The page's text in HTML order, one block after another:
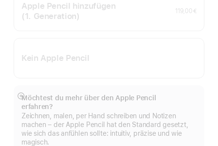
Apple Pencil hinzufügen
(1. Generation)
119,00 €
Kein Apple Pencil
Möchtest du mehr über den Apple Pencil
erfahren?
Zeichnen, malen, per Hand schreiben und Notizen
machen – der Apple Pencil hat den Standard gesetzt,
wie sich das anfühlen sollte: intuitiv, präzise und wie
magisch.
Mehr
anzeigen